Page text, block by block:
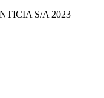
S/A 2023